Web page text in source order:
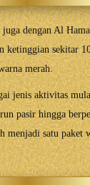
dengan Al
ketinggian sekitar
merah.
jenis aktivitas
pasir hingga
menjadi satu paket